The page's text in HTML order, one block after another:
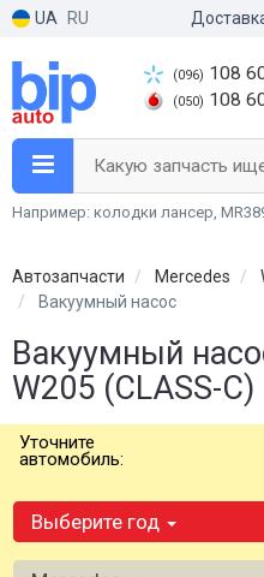
UA RU
(096) 108
(050) 108
Какую запчасть
Например: колодки лансер,
Автозапчасти Mercedes
Вакуумный насос
Вакуумный
W205 (CLASS-C)
Уточните
автомобиль:
Выберите год